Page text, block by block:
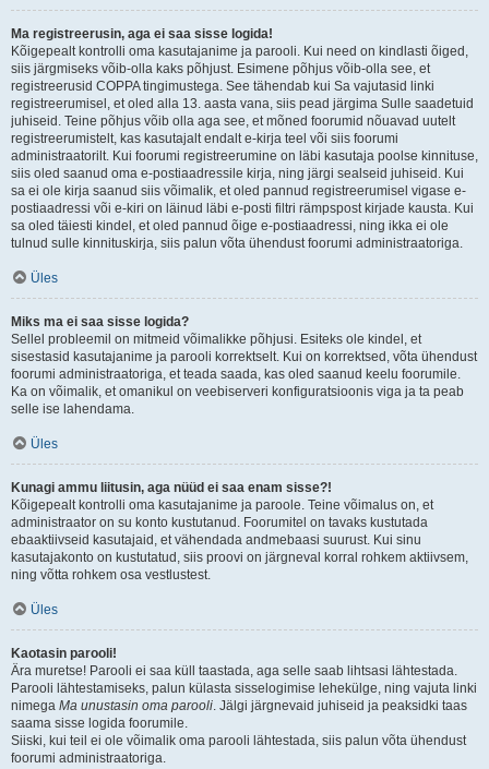
Ma registreerusin, aga ei saa sisse logida!
Kõigepealt kontrolli oma kasutajanime ja parooli. Kui need on kindlasti õiged,
siis järgmiseks võib-olla kaks põhjust. Esimene põhjus võib-olla see, et
registreerusid COPPA tingimustega. See tähendab kui Sa vajutasid linki
registreerumisel, et oled alla 13. aasta vana, siis pead järgima Sulle saadetuid
juhiseid. Teine põhjus võib olla aga see, et mõned foorumid nõuavad uutelt
registreerumistelt, kas kasutajalt endalt e-kirja teel või siis foorumi
administraatorilt. Kui foorumi registreerumine on läbi kasutaja poolse kinnituse,
siis oled saanud oma e-postiaadressile kirja, ning järgi sealseid juhiseid. Kui
sa ei ole kirja saanud siis võimalik, et oled pannud registreerumisel vigase e-
postiaadressi või e-kiri on läinud läbi e-posti filtri rämpspost kirjade kausta. Kui
sa oled täiesti kindel, et oled pannud õige e-postiaadressi, ning ikka ei ole
tulnud sulle kinnituskirja, siis palun võta ühendust foorumi administraatoriga.
Üles
Miks ma ei saa sisse logida?
Sellel probleemil on mitmeid võimalikke põhjusi. Esiteks ole kindel, et
sisestasid kasutajanime ja parooli korrektselt. Kui on korrektsed, võta ühendust
foorumi administraatoriga, et teada saada, kas oled saanud keelu foorumile.
Ka on võimalik, et omanikul on veebiserveri konfiguratsioonis viga ja ta peab
selle ise lahendama.
Üles
Kunagi ammu liitusin, aga nüüd ei saa enam sisse?!
Kõigepealt kontrolli oma kasutajanime ja paroole. Teine võimalus on, et
administraator on su konto kustutanud. Foorumitel on tavaks kustutada
ebaaktiivseid kasutajaid, et vähendada andmebaasi suurust. Kui sinu
kasutajakonto on kustutatud, siis proovi on järgneval korral rohkem aktiivsem,
ning võtta rohkem osa vestlustest.
Üles
Kaotasin parooli!
Ära muretse! Parooli ei saa küll taastada, aga selle saab lihtsasi lähtestada.
Parooli lähtestamiseks, palun külasta sisselogimise lehekülge, ning vajuta linki
nimega Ma unustasin oma parooli. Jälgi järgnevaid juhiseid ja peaksidki taas
saama sisse logida foorumile.
Siiski, kui teil ei ole võimalik oma parooli lähtestada, siis palun võta ühendust
foorumi administraatoriga.